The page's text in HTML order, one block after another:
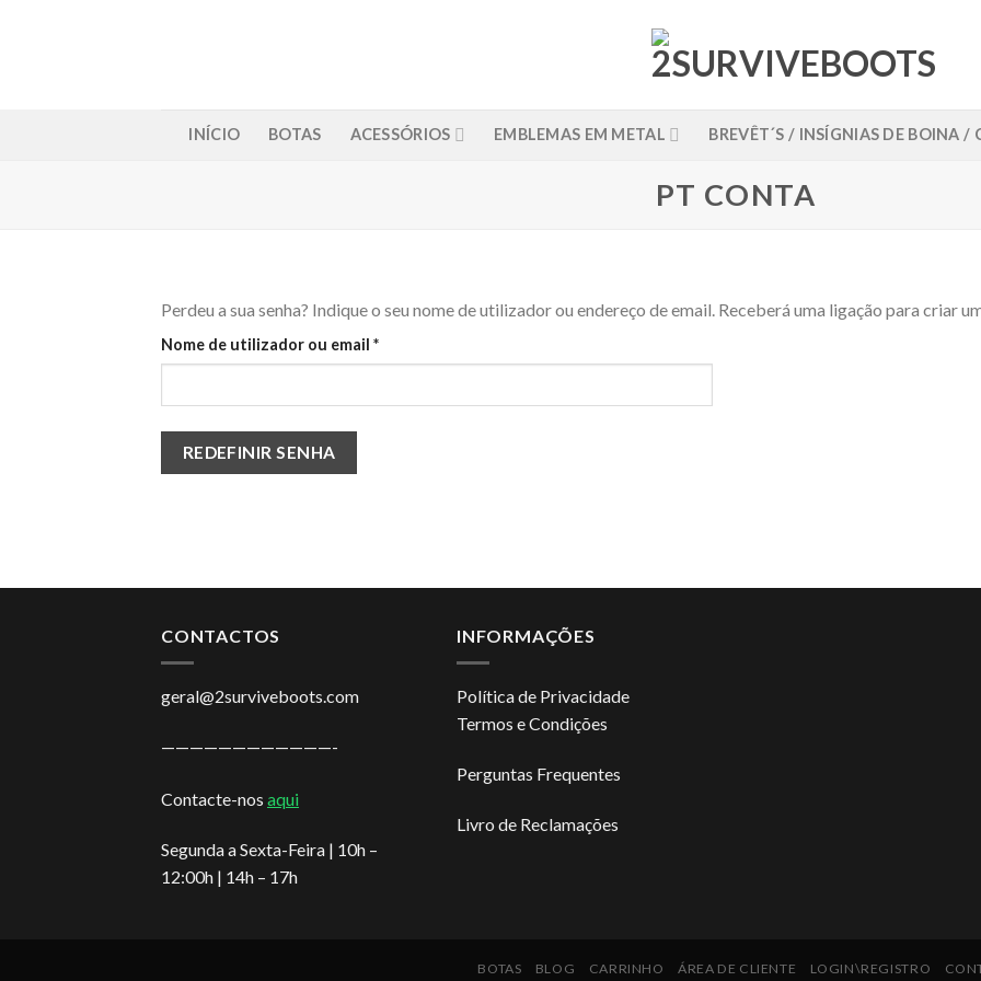
INÍCIO BOTAS ACESSÓRIOS EMBLEMAS EM METAL BREVÊT´S / INSÍGNIAS DE BOINA /
PT CONTA
Perdeu a sua senha? Indique o seu nome de utilizador ou endereço de email. Receberá uma ligação para criar
Nome de utilizador ou email *Obrigatório
REDEFINIR SENHA
CONTACTOS
geral@2surviveboots.com
————————————-
Contacte-nos aqui
Segunda a Sexta-Feira | 10h –
12:00h | 14h – 17h
INFORMAÇÕES
Política de Privacidade
Termos e Condições
Perguntas Frequentes
Livro de Reclamações
BOTAS BLOG CARRINHO ÁREA DE CLIENTE LOGIN\REGISTRO